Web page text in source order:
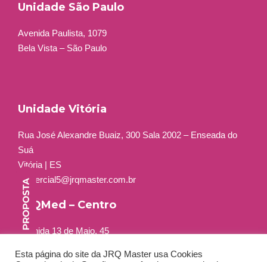
Unidade São Paulo
Avenida Paulista, 1079
Bela Vista – São Paulo
Unidade Vitória
Rua José Alexandre Buaiz, 300 Sala 2002 – Enseada do
Suá
Vitória | ES
comercial5@jrqmaster.com.br
JRQMed – Centro
Avenida 13 de Maio, 45
Esta página do site da JRQ Master usa Cookies